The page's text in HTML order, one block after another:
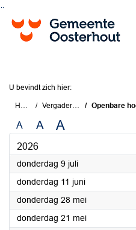
U bevindt zich hier:
Home Vergaderingen Openbare
A A A
2026
donderdag 9 juli2026
donderdag 11 juni2026
donderdag 28 mei2026
donderdag 21 mei2026